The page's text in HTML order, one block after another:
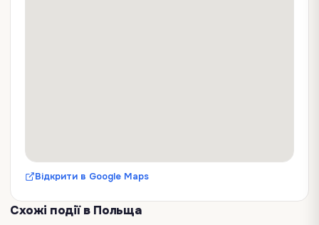
Відкрити в Google Maps
Схожі подіїв Польща